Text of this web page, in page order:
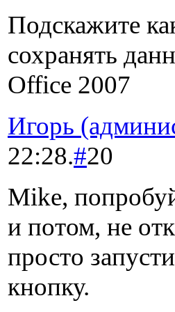
Подскажите
сохранять
Office 2007
Игорь
22:28.#20
Mike,
и потом, не
просто
кнопку.